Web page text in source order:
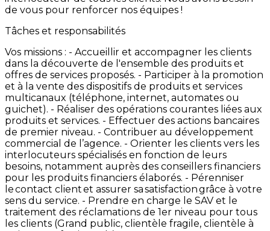
de vous pour renforcer nos équipes !
Tâches et responsabilités
Vos missions : - Accueillir et accompagner les clients
dans la découverte de l'ensemble des produits et
offres de services proposés. - Participer à la promotion
et à la vente des dispositifs de produits et services
multicanaux (téléphone, internet, automates ou
guichet). - Réaliser des opérations courantes liées aux
produits et services. - Effectuer des actions bancaires
de premier niveau. - Contribuer au développement
commercial de l’agence. - Orienter les clients vers les
interlocuteurs spécialisés en fonction de leurs
besoins, notamment auprès des conseillers financiers
pour les produits financiers élaborés. - Pérenniser
le contact client et assurer sa satisfaction grâce à votre
sens du service. - Prendre en charge le SAV et le
traitement des réclamations de 1er niveau pour tous
les clients (Grand public, clientèle fragile, clientèle à